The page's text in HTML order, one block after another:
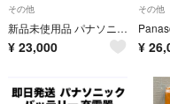
その他
新品未使用品 パナソニック BPE021E 壁付け EV充電ボックス
¥ 23,000
その他
¥